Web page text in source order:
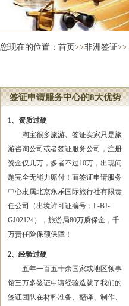
您现在的位置： 首页>>非洲签证>>
签证申请服务中心的8大优势
1、资质过硬
淘宝很多旅游、签证卖家只是旅
游咨询公司或者签证服务公司，注册
资金仅几万，多者不过10万，出现问
题完全无能力赔付！而签证申请服务
中心隶属北京永乐国际旅行社有限责
任公司（出境许可证编号：L-BJ-
GJ02124），旅游局80万质保金，千
万责任险保额保障！
2、经验过硬
五年一百五十余国家或地区领事
馆三万多签证申请经验造就了我们的
签证团队在材料准备、翻译、制作、